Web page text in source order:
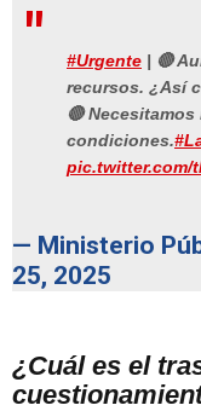
#Urgente | 🔴
recursos. ¿Así
🔴
condiciones.
pic.twitter.com/
— Ministerio
25, 2025
¿Cuál es el